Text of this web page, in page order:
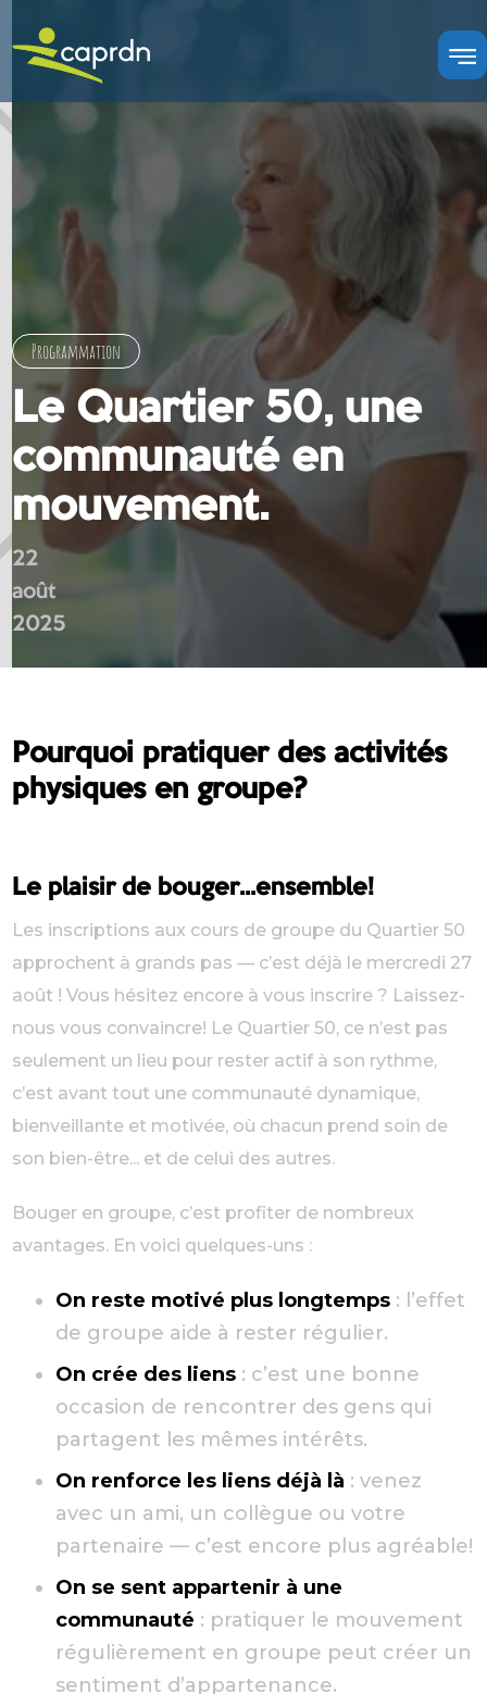
Programmation
Le Quartier 50, une
communauté en
mouvement.
22
août
2025
Pourquoi pratiquer des activités
physiques en groupe?
Le plaisir de bouger…ensemble!
Les inscriptions aux cours de groupe du Quartier 50
approchent à grands pas — c’est déjà le mercredi 27
août ! Vous hésitez encore à vous inscrire ? Laissez-
nous vous convaincre! Le Quartier 50, ce n’est pas
seulement un lieu pour rester actif à son rythme,
c’est avant tout une communauté dynamique,
bienveillante et motivée, où chacun prend soin de
son bien-être... et de celui des autres.
Bouger en groupe, c’est profiter de nombreux
avantages. En voici quelques-uns :
On reste motivé plus longtemps : l’effet
de groupe aide à rester régulier.
On crée des liens : c’est une bonne
occasion de rencontrer des gens qui
partagent les mêmes intérêts.
On renforce les liens déjà là : venez
avec un ami, un collègue ou votre
partenaire — c’est encore plus agréable!
On se sent appartenir à une
communauté : pratiquer le mouvement
régulièrement en groupe peut créer un
sentiment d’appartenance.